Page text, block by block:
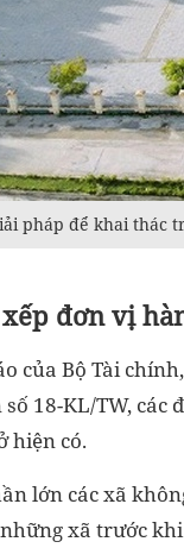
pháp để khai thác
xếp đơn vị
của Bộ Tài
18-KL/TW, các
hiện có.
lớn các xã
xã trước